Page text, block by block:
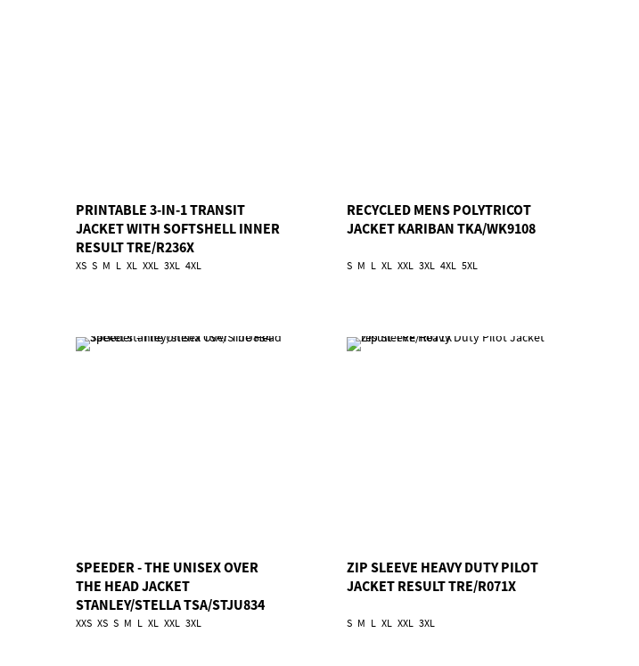
PRINTABLE 3-IN-1 TRANSIT
JACKET WITH SOFTSHELL INNER
RESULT TRE/R236X
XS S M L XL XXL 3XL 4XL
RECYCLED MENS POLYTRICOT
JACKET KARIBAN TKA/WK9108
S M L XL XXL 3XL 4XL 5XL
SPEEDER - THE UNISEX OVER
THE HEAD JACKET
STANLEY/STELLA TSA/STJU834
XXS XS S M L XL XXL 3XL
ZIP SLEEVE HEAVY DUTY PILOT
JACKET RESULT TRE/R071X
S M L XL XXL 3XL